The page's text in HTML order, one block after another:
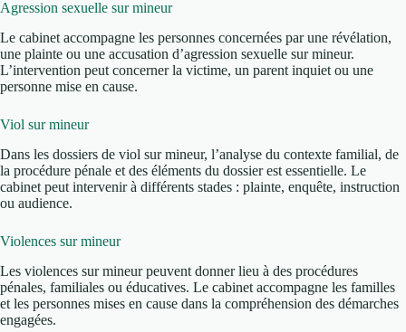
Agression sexuelle sur mineur
Le cabinet accompagne les personnes concernées par une révélation,
une plainte ou une accusation d’agression sexuelle sur mineur.
L’intervention peut concerner la victime, un parent inquiet ou une
personne mise en cause.
Viol sur mineur
Dans les dossiers de viol sur mineur, l’analyse du contexte familial, de
la procédure pénale et des éléments du dossier est essentielle. Le
cabinet peut intervenir à différents stades : plainte, enquête, instruction
ou audience.
Violences sur mineur
Les violences sur mineur peuvent donner lieu à des procédures
pénales, familiales ou éducatives. Le cabinet accompagne les familles
et les personnes mises en cause dans la compréhension des démarches
engagées.